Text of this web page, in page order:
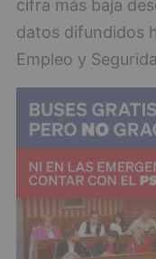
cifra más baja
datos difundidos
Empleo y